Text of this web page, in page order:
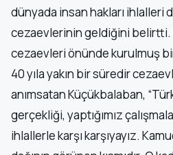
dünyada insan hakları ihlalleri
cezaevlerinin geldiğini belirtti.
cezaevleri önünde kurulmuş
40 yıla yakın bir süredir
anımsatan Küçükbalaban,
gerçekliği, yaptığımız
ihlallerle karşı karşıyayız.